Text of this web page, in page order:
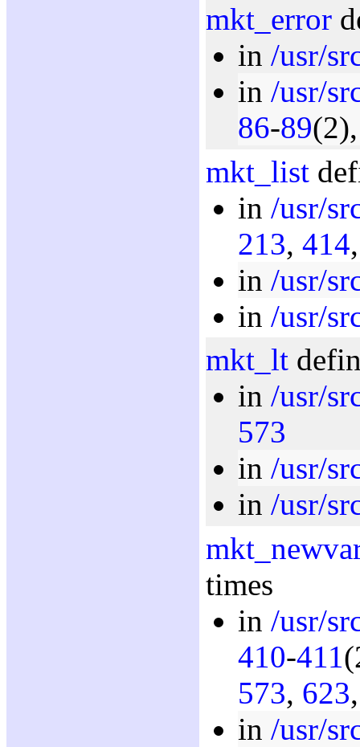
mkt_error
in /usr/
in /usr/
86-89
mkt_list
in /usr/
213, 414
in /usr/
in /usr/
mkt_lt
in /usr/
573
in /usr/
in /usr/
times
in /usr/
410-411
573, 623
in /usr/